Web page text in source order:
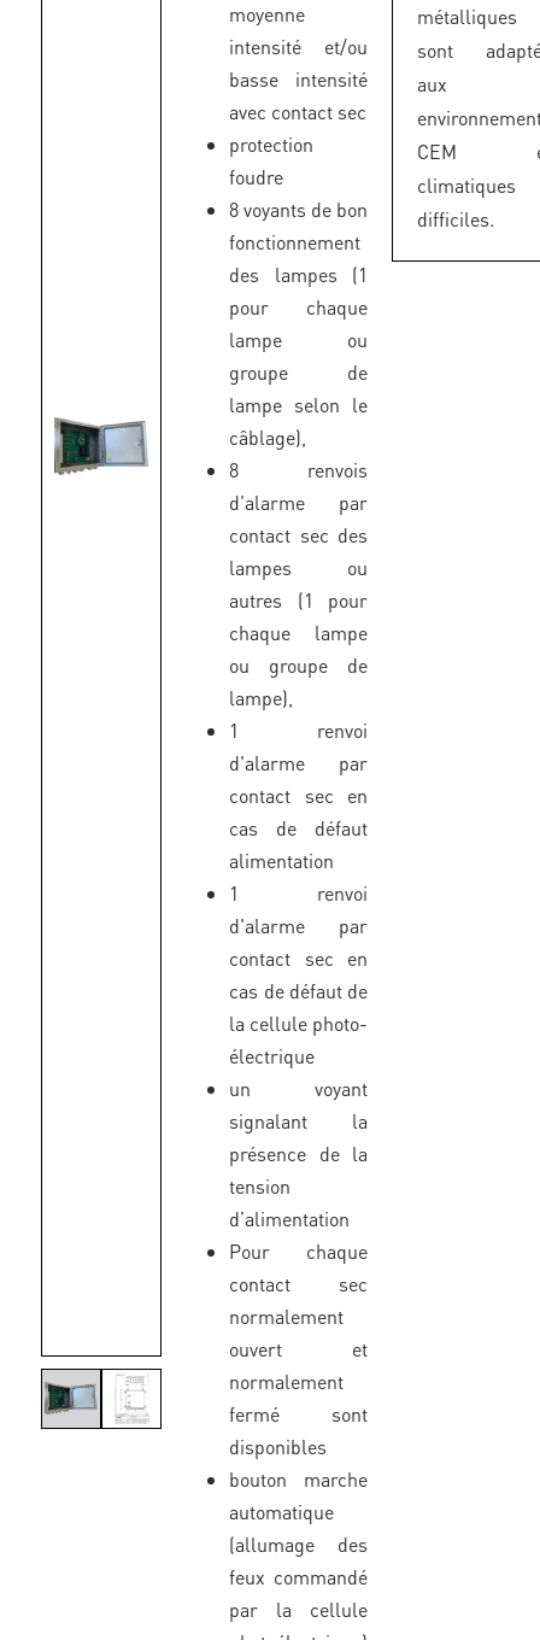
moyenne
intensité et/ou
basse intensité
avec contact sec
protection
foudre
8 voyants de bon
fonctionnement
des lampes (1
pour chaque
lampe ou
groupe de
lampe selon le
câblage),
8 renvois
d'alarme par
contact sec des
lampes ou
autres (1 pour
chaque lampe
ou groupe de
lampe),
1 renvoi
d'alarme par
contact sec en
cas de défaut
alimentation
1 renvoi
d'alarme par
contact sec en
cas de défaut de
la cellule photo-
électrique
un voyant
signalant la
présence de la
tension
d’alimentation
Pour chaque
contact sec
normalement
ouvert et
normalement
fermé sont
disponibles
bouton marche
automatique
(allumage des
feux commandé
par la cellule
métalliques
sont
aux
CEM
climatiques
difficiles.